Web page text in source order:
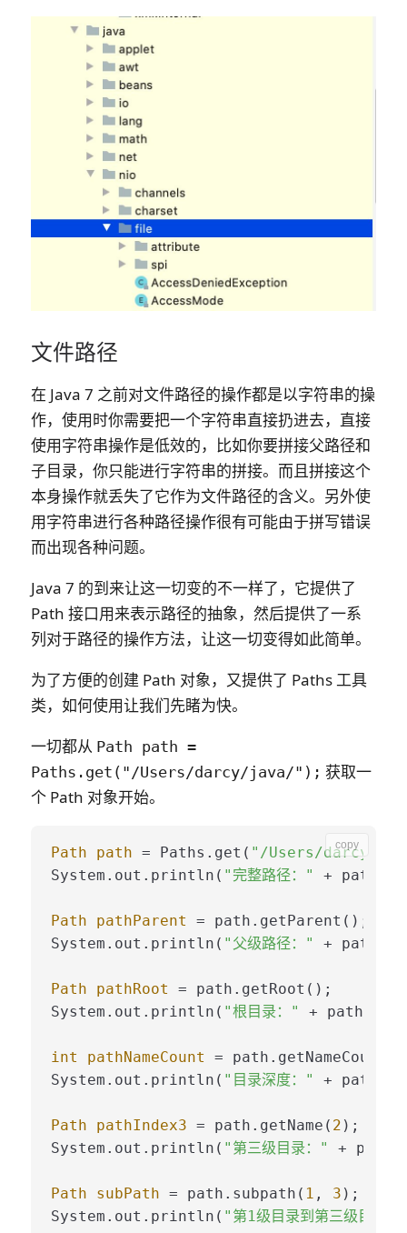
文件路径
在 Java 7 之前对文件路径的操作都是以字符串的操
作，使用时你需要把一个字符串直接扔进去，直接
使用字符串操作是低效的，比如你要拼接父路径和
子目录，你只能进行字符串的拼接。而且拼接这个
本身操作就丢失了它作为文件路径的含义。另外使
用字符串进行各种路径操作很有可能由于拼写错误
而出现各种问题。
Java 7 的到来让这一切变的不一样了，它提供了
Path 接口用来表示路径的抽象，然后提供了一系
列对于路径的操作方法，让这一切变得如此简单。
为了方便的创建 Path 对象，又提供了 Paths 工具
类，如何使用让我们先睹为快。
一切都从 Path path =
Paths.get("/Users/darcy/java/"); 获取一
个 Path 对象开始。
Path path = Paths.get( "/Users/darcy/
System.out.println( "完整路径：" +
Path pathParent = path.getParent();
System.out.println( "父级路径：" +
Path pathRoot = path.getRoot();
System.out.println( "根目录：" +
int pathNameCount =
System.out.println( "目录深度：" +
Path pathIndex3 = path.getName( 2 );
System.out.println( "第三级目录：" +
Path subPath = path.subpath( 1 , 3 );
System.out.println( "第1级目录到第三级目录
copy